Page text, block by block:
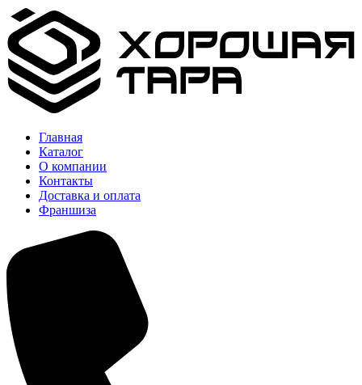
Главная
Каталог
О компании
Контакты
Доставка и оплата
Франшиза